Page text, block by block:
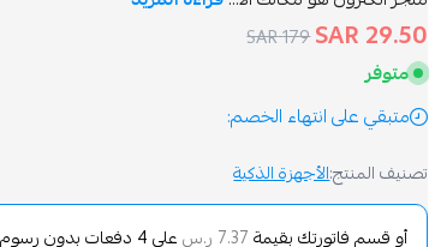
29.50 SAR
179 SAR
متوفر
متبقي على انتهاء الخصم:
تصنيف المنتج:الأجهزة الذكية
أو قسم فاتورتك بقيمة 7.37 ر.س على4 دفعات بدون رسوم